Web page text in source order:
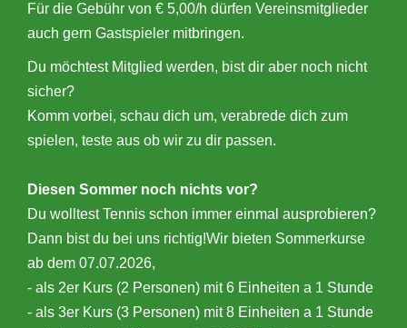
Für die Gebühr von € 5,00/h dürfen Vereinsmitglieder
auch gern Gastspieler mitbringen.
Du möchtest Mitglied werden, bist dir aber noch nicht
sicher?
Komm vorbei, schau dich um, verabrede dich zum
spielen, teste aus ob wir zu dir passen.
Diesen Sommer noch nichts vor?
Du wolltest Tennis schon immer einmal ausprobieren?
Dann bist du bei uns richtig!Wir bieten Sommerkurse
ab dem 07.07.2026,
- als 2er Kurs (2 Personen) mit 6 Einheiten a 1 Stunde
- als 3er Kurs (3 Personen) mit 8 Einheiten a 1 Stunde